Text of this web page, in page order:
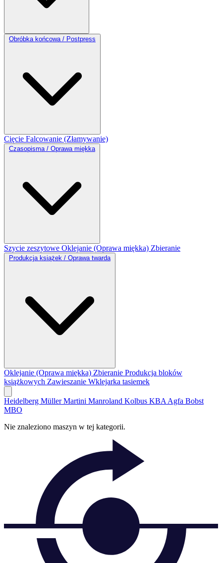
Obróbka końcowa / Postpress
Cięcie Falcowanie (Złamywanie)
Czasopisma / Oprawa miękka
Szycie zeszytowe Oklejanie (Oprawa miękka) Zbieranie
Produkcja książek / Oprawa twarda
Oklejanie (Oprawa miękka) Zbieranie Produkcja bloków
książkowych Zawieszanie Wklejarka tasiemek
Heidelberg Müller Martini Manroland Kolbus KBA Agfa Bobst
MBO
Nie znaleziono maszyn w tej kategorii.